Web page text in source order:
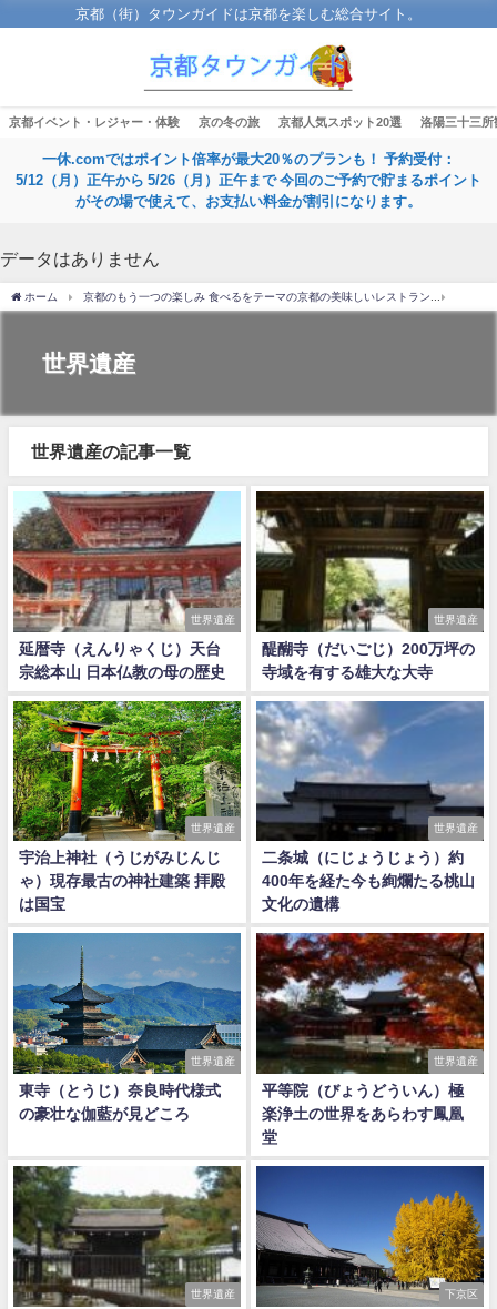
京都（街）タウンガイドは京都を楽しむ総合サイト。
京都イベント・レジャー・体験 京の冬の旅 京都人気スポット20選 洛陽三十三所
一休.comではポイント倍率が最大20％のプランも！ 予約受付：
5/12（月）正午から 5/26（月）正午まで 今回のご予約で貯まるポイント
がその場で使えて、お支払い料金が割引になります。
データはありません
ホーム 京都のもう一つの楽しみ 食べるをテーマの京都の美味しいレストラン
世界遺産
世界遺産の記事一覧
世界遺産
延暦寺（えんりゃくじ）天台
宗総本山 日本仏教の母の歴史
世界遺産
醍醐寺（だいごじ）200万坪の
寺域を有する雄大な大寺
世界遺産
宇治上神社（うじがみじんじ
ゃ）現存最古の神社建築 拝殿
は国宝
世界遺産
二条城（にじょうじょう）約
400年を経た今も絢爛たる桃山
文化の遺構
世界遺産
東寺（とうじ）奈良時代様式
の豪壮な伽藍が見どころ
世界遺産
平等院（びょうどういん）極
楽浄土の世界をあらわす鳳凰
堂
世界遺産 下京区